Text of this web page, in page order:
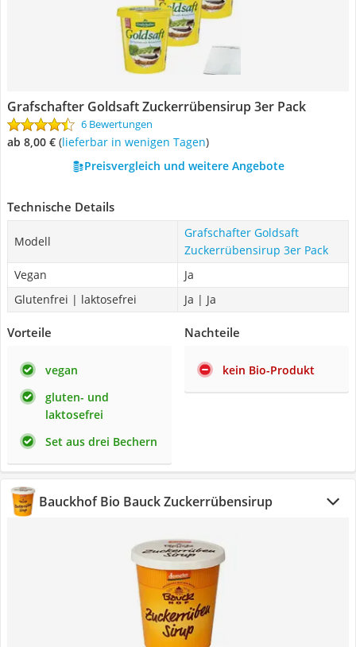
Grafschafter Goldsaft Zuckerrübensirup 3er Pack
6 Bewertungen
ab 8,00 € ( Lieferbar in wenigen Tagen)
Preisvergleich und weitere Angebote
Technische Details
Modell
Grafschafter Goldsaft
Zuckerrübensirup 3er Pack
Vegan
Ja
Glutenfrei | laktosefrei
Ja | Ja
Vorteile
vegan
gluten- und
laktosefrei
Set aus drei Bechern
Nachteile
kein Bio-Produkt
Bauckhof Bio Bauck Zuckerrübensirup